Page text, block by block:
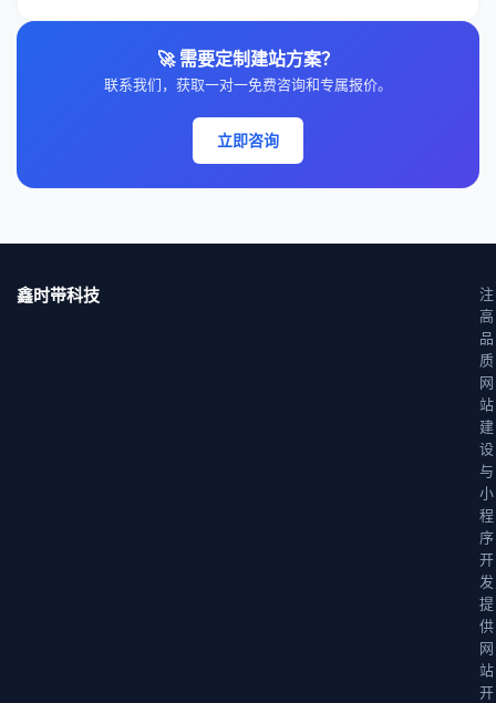
🚀 需要定制建站方案？
联系我们，获取一对一免费咨询和专属报价。
立即咨询
鑫时带科技
注
高
品
质
网
站
建
设
与
小
程
序
开
提
供
网
站
开